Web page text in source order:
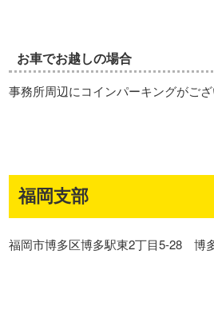
お車でお越しの場合
事務所周辺にコインパーキングがござ
福岡支部
福岡市博多区博多駅東2丁目5-28 博